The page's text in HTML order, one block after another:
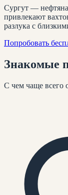
Сургут —
привлекают
разлука с
Попробовать
Знакомые
С чем чаще всего